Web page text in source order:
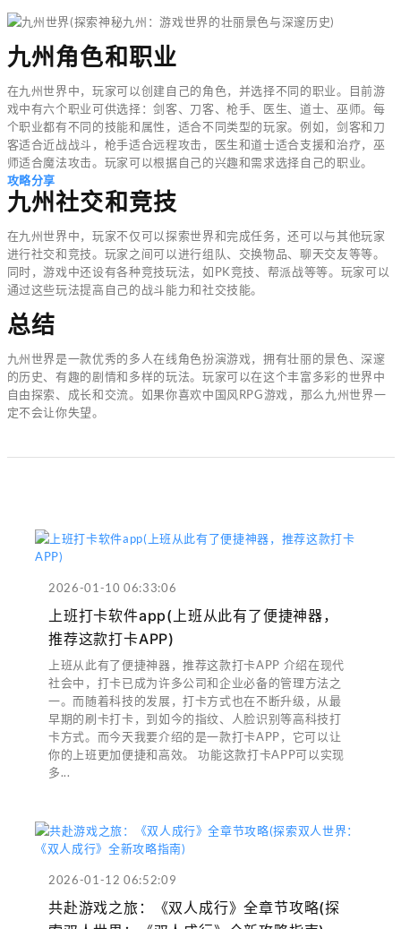
九州角色和职业
在九州世界中，玩家可以创建自己的角色，并选择不同的职业。目前游
戏中有六个职业可供选择：剑客、刀客、枪手、医生、道士、巫师。每
个职业都有不同的技能和属性，适合不同类型的玩家。例如，剑客和刀
客适合近战战斗，枪手适合远程攻击，医生和道士适合支援和治疗，巫
师适合魔法攻击。玩家可以根据自己的兴趣和需求选择自己的职业。
攻略分享
九州社交和竞技
在九州世界中，玩家不仅可以探索世界和完成任务，还可以与其他玩家
进行社交和竞技。玩家之间可以进行组队、交换物品、聊天交友等等。
同时，游戏中还设有各种竞技玩法，如PK竞技、帮派战等等。玩家可以
通过这些玩法提高自己的战斗能力和社交技能。
总结
九州世界是一款优秀的多人在线角色扮演游戏，拥有壮丽的景色、深邃
的历史、有趣的剧情和多样的玩法。玩家可以在这个丰富多彩的世界中
自由探索、成长和交流。如果你喜欢中国风RPG游戏，那么九州世界一
定不会让你失望。
2026-01-10 06:33:06
上班打卡软件app(上班从此有了便捷神器，
推荐这款打卡APP)
上班从此有了便捷神器，推荐这款打卡APP 介绍在现代
社会中，打卡已成为许多公司和企业必备的管理方法之
一。而随着科技的发展，打卡方式也在不断升级，从最
早期的刷卡打卡，到如今的指纹、人脸识别等高科技打
卡方式。而今天我要介绍的是一款打卡APP，它可以让
你的上班更加便捷和高效。 功能这款打卡APP可以实现
多...
2026-01-12 06:52:09
共赴游戏之旅：《双人成行》全章节攻略(探